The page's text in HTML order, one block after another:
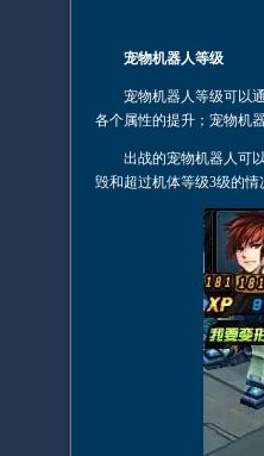
宠物机器人等级
宠物机器人等级可以通
各个属性的提升；宠物机
出战的宠物机器人可以
毁和超过机体等级3级的